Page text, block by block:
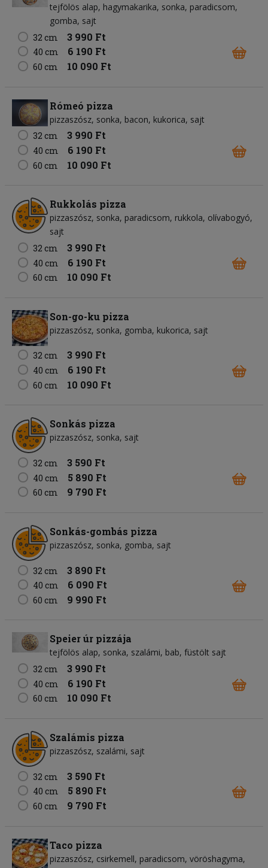
tejfölös alap hagymakarika sonka paradicsom
gomba sajt
32 cm
3 990 Ft
40 cm 6 190 Ft
60 cm 10 090 Ft
Rómeó pizza
pizzaszósz sonka bacon kukorica sajt
32 cm
3 990 Ft
40 cm 6 190 Ft
60 cm 10 090 Ft
Rukkolás pizza
pizzaszósz sonka paradicsom rukkola olívabogyó
sajt
32 cm
3 990 Ft
40 cm 6 190 Ft
60 cm 10 090 Ft
Son-go-ku pizza
pizzaszósz sonka gomba kukorica sajt
32 cm 3 990 Ft
40 cm 6 190 Ft
60 cm 10 090 Ft
Sonkás pizza
pizzaszósz sonka sajt
32 cm 3 590 Ft
40 cm 5 890 Ft
60 cm 9 790 Ft
Sonkás-gombás pizza
pizzaszósz sonka gomba sajt
32 cm 3 890 Ft
40 cm 6 090 Ft
60 cm 9 990 Ft
Speier úr pizzája
tejfölös alap sonka szalámi bab füstölt sajt
32 cm
3 990 Ft
40 cm 6 190 Ft
60 cm 10 090 Ft
Szalámis pizza
pizzaszósz szalámi sajt
32 cm 3 590 Ft
40 cm 5 890 Ft
60 cm 9 790 Ft
Taco pizza
pizzaszósz csirkemell paradicsom vöröshagyma